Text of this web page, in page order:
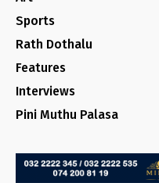
Sports
Rath Dothalu
Features
Interviews
Pini Muthu Palasa